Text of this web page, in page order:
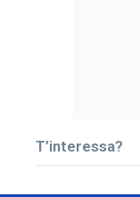
T’interessa?